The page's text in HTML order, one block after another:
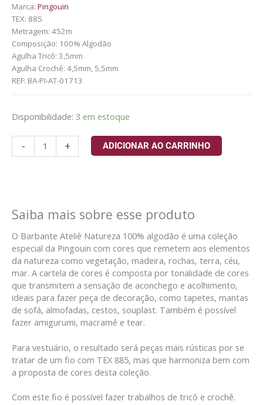
Marca: Pingouin
TEX: 885
Metragem: 452m
Composição: 100% Algodão
Agulha Tricô: 3,5mm
Agulha Crochê: 4,5mm, 5,5mm
REF: BA-PI-AT-01713
Disponibilidade: 3 em estoque
- + ADICIONAR AO CARRINHO
Saiba mais sobre esse produto
O Barbante Ateliê Natureza 100% algodão é uma coleção
especial da Pingouin com cores que remetem aos elementos
da natureza como vegetação, madeira, rochas, terra, céu,
mar. A cartela de cores é composta por tonalidade de cores
que transmitem a sensação de aconchego e acolhimento,
ideais para fazer peça de decoração, como tapetes, mantas
de sofá, almofadas, cestos, souplast. Também é possível
fazer amigurumi, macramê e tear.
Para vestuário, o resultado será peças mais rústicas por se
tratar de um fio com TEX 885, mas que harmoniza bem com
a proposta de cores desta coleção.
Com este fio é possível fazer trabalhos de tricô e crochê.